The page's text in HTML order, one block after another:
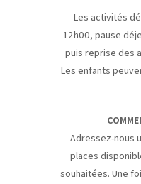
Les activités
12h00, pause
puis reprise des
Les enfants
Adressez-nous
places
souhaitées. Une